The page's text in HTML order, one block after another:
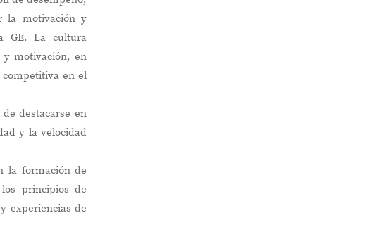
la motivación y
GE. La cultura
y motivación, en
en el
destacarse en
y la velocidad
la formación de
principios de
experiencias de